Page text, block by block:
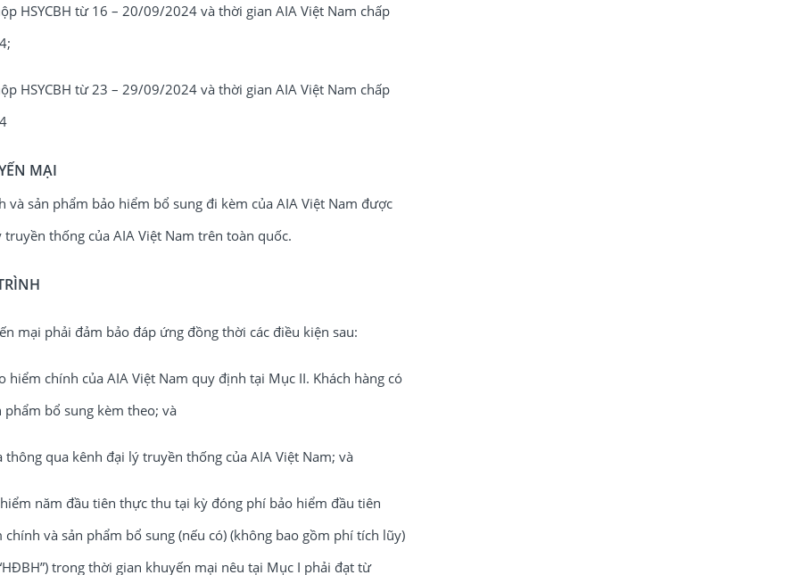
từ 16 – 20/09/2024 và thời gian AIA Việt Nam chấp
từ 23 – 29/09/2024 và thời gian AIA Việt Nam chấp
MẠI
và sản phẩm bảo hiểm bổ sung đi kèm của AIA Việt Nam được
thống của AIA Việt Nam trên toàn quốc.
mại phải đảm bảo đáp ứng đồng thời các điều kiện sau:
chính của AIA Việt Nam quy định tại Mục II. Khách hàng có
bổ sung kèm theo; và
qua kênh đại lý truyền thống của AIA Việt Nam; và
năm đầu tiên thực thu tại kỳ đóng phí bảo hiểm đầu tiên
chính và sản phẩm bổ sung (nếu có) (không bao gồm phí tích lũy)
trong thời gian khuyến mại nêu tại Mục I phải đạt từ